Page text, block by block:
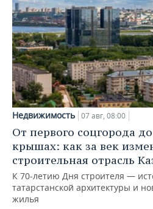
Недвижимость 07 авг, 08:00
От первого соцгорода
крышах: как за век
строительная отрасль
К 70-летию Дня строителя —
татарстанской архитектуры и
жилья